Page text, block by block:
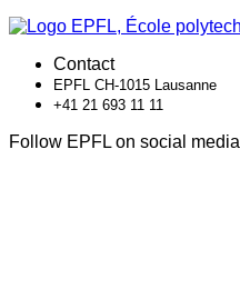
Contact
EPFL CH-1015 Lausanne
+41 21 693 11 11
Follow EPFL on social media